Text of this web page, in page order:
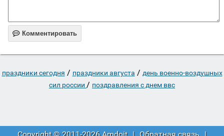
 Комментировать
праздники сегодня / праздники августа / день военно-воздушных
сил россии / поздравления с днем ввс